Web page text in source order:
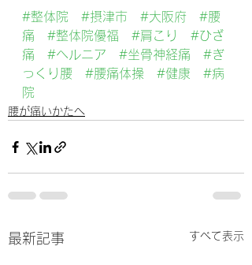
#整体院 #摂津市 #大阪府
#腰
痛
#整体院優福 #肩こり
#ひざ
痛
#ヘルニア #坐骨神経痛
#ぎ
っくり腰
#腰痛体操 #健康
#病
院
腰が痛いかたへ
最新記事 すべて表示